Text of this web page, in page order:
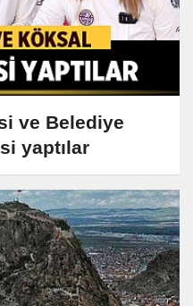
ve Belediye
yaptılar